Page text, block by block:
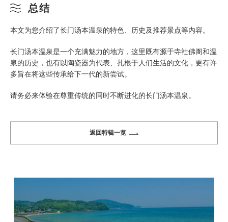
总结
本文为您介绍了长门汤本温泉的特色、历史及推荐景点等内容。
长门汤本温泉是一个充满魅力的地方，这里既有源于寺社佛阁和温
泉的历史，也有以陶瓷器为代表、扎根于人们生活的文化，更有许
多旨在将这些传承给下一代的新尝试。
请务必来体验在尊重传统的同时不断进化的长门汤本温泉。
返回特辑一览